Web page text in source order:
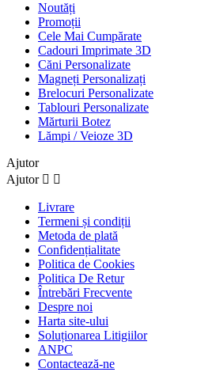
Noutăți
Promoții
Cele Mai Cumpărate
Cadouri Imprimate 3D
Căni Personalizate
Magneți Personalizați
Brelocuri Personalizate
Tablouri Personalizate
Mărturii Botez
Lămpi / Veioze 3D
Ajutor
Ajutor  
Livrare
Termeni și condiții
Metoda de plată
Confidențialitate
Politica de Cookies
Politica De Retur
Întrebări Frecvente
Despre noi
Harta site-ului
Soluționarea Litigiilor
ANPC
Contactează-ne